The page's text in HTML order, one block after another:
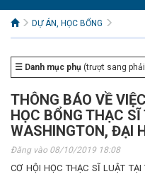
DỰ ÁN, HỌC BỔNG
☰ Danh mục phụ (trượt sang
THÔNG BÁO VỀ
HỌC BỔNG THẠC
WASHINGTON, ĐẠI
Đăng vào 08/10/2019 18:08
CƠ HỘI HỌC THẠC SĨ LUẬT